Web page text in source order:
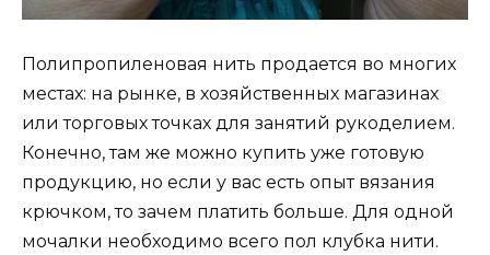
Полипропиленовая нить продается во многих
местах: на рынке, в хозяйственных магазинах
или торговых точках для занятий рукоделием.
Конечно, там же можно купить уже готовую
продукцию, но если у вас есть опыт вязания
крючком, то зачем платить больше. Для одной
мочалки необходимо всего пол клубка нити.